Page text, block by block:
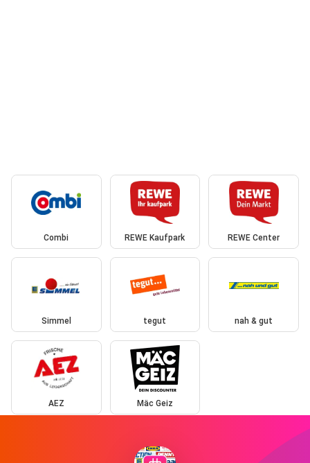
Combi REWE Kaufpark REWE Center
Simmel tegut nah & gut
AEZ Mäc Geiz